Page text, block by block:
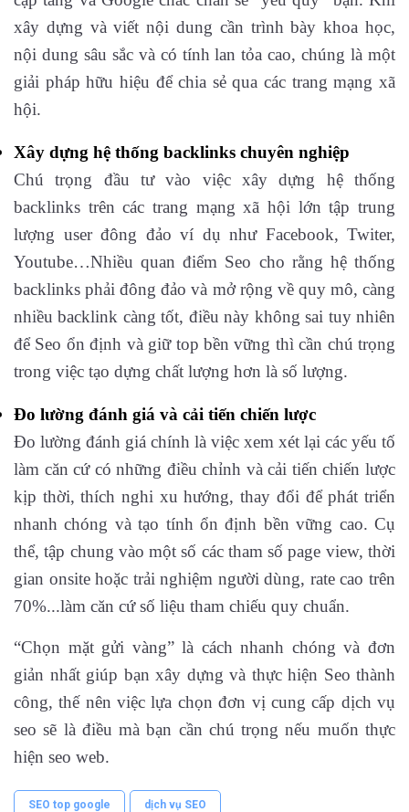
xây dựng và viết nội dung cần trình bày khoa học,
nội dung sâu sắc và có tính lan tỏa cao, chúng là một
giải pháp hữu hiệu để chia sẻ qua các trang mạng xã
hội.
Xây dựng hệ thống backlinks chuyên nghiệp
Chú trọng đầu tư vào việc xây dựng hệ thống
backlinks trên các trang mạng xã hội lớn tập trung
lượng user đông đảo ví dụ như Facebook, Twiter,
Youtube…Nhiều quan điểm Seo cho rằng hệ thống
backlinks phải đông đảo và mở rộng về quy mô, càng
nhiều backlink càng tốt, điều này không sai tuy nhiên
để Seo ổn định và giữ top bền vững thì cần chú trọng
trong việc tạo dựng chất lượng hơn là số lượng.
Đo lường đánh giá và cải tiến chiến lược
Đo lường đánh giá chính là việc xem xét lại các yếu tố
làm căn cứ có những điều chỉnh và cải tiến chiến lược
kịp thời, thích nghi xu hướng, thay đổi để phát triển
nhanh chóng và tạo tính ổn định bền vững cao. Cụ
thể, tập chung vào một số các tham số page view, thời
gian onsite hoặc trải nghiệm người dùng, rate cao trên
70%...làm căn cứ số liệu tham chiếu quy chuẩn.
“Chọn mặt gửi vàng” là cách nhanh chóng và đơn
giản nhất giúp bạn xây dựng và thực hiện Seo thành
công, thế nên việc lựa chọn đơn vị cung cấp dịch vụ
seo sẽ là điều mà bạn cần chú trọng nếu muốn thực
hiện seo web.
SEO top google dịch vụ SEO